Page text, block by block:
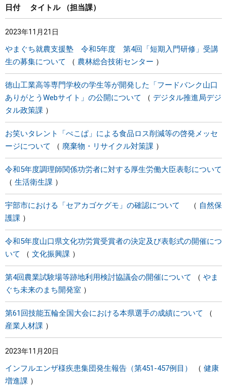
しごと・産業・観光
県政情報
日付 タイトル 担当課
2023年11月21日
やまぐち就農支援塾 令和5年度 第4回「短期入門研修」受講
生の募集について
農林総合技術センター
徳山工業高等専門学校の学生等が開発した「フードバンク山口
ありがとうWebサイト」の公開について
デジタル推進局デジ
タル政策課
お笑いタレント「ぺこぱ」による食品ロス削減等の啓発メッセ
ージについて
廃棄物・リサイクル対策課
令和5年度調理師関係功労者に対する厚生労働大臣表彰について
生活衛生課
宇部市における「セアカゴケグモ」の確認について
自然保
護課
令和5年度山口県文化功労賞受賞者の決定及び表彰式の開催につ
いて
文化振興課
第4回農業試験場等跡地利用検討協議会の開催について
やま
ぐち未来のまち開発室
第61回技能五輪全国大会における本県選手の成績について
産業人材課
2023年11月20日
インフルエンザ様疾患集団発生報告（第451-457例目）
健康
増進課